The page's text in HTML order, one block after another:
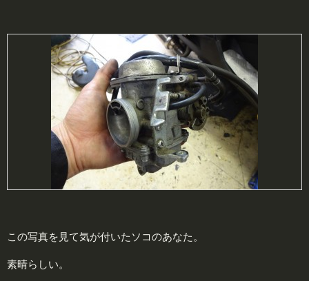
この写真を見て気が付いたソコのあなた。
素晴らしい。